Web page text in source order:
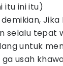
itu ini itu)
selalu tepat
untuk
usah